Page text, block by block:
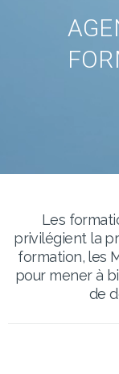
Les
privilégient la
formation, les
pour mener à
de